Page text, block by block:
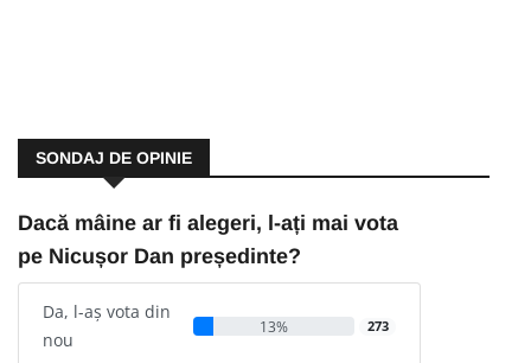
SONDAJ DE OPINIE
Dacă mâine ar fi alegeri, l-ați mai vota
pe Nicușor Dan președinte?
Da, l-aș vota din
nou
13% 273